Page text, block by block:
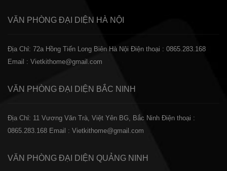
VĂN PHÒNG ĐẠI DIỆN HÀ NỘI
Địa Chỉ: 72a Hồng Tiến Long Biên Hà Nội Điện thoại : 0865.283.168
Email : Vietkithome@gmail.com
VĂN PHÒNG ĐẠI DIỆN BẮC NINH
Địa Chỉ: 11 Vương Văn Trà, Việt Yên BG, Bắc Ninh Điện thoại :
0865.283.168 Email : Vietkithome@gmail.com
VĂN PHÒNG ĐẠI DIỆN QUẢNG NINH